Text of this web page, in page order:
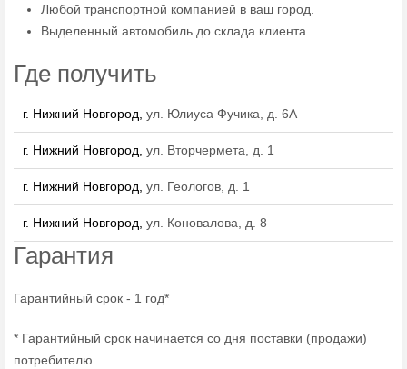
Любой транспортной компанией в ваш город.
Выделенный автомобиль до склада клиента.
Где получить
г. Нижний Новгород, ул. Юлиуса Фучика, д. 6А
г. Нижний Новгород, ул. Вторчермета, д. 1
г. Нижний Новгород, ул. Геологов, д. 1
г. Нижний Новгород, ул. Коновалова, д. 8
Гарантия
Гарантийный срок - 1 год*
* Гарантийный срок начинается со дня поставки (продажи)
потребителю.